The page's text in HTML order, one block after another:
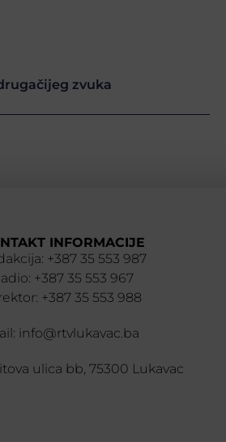
zvuka
INFORMACIJE
+387 35 553 987
+387 35 553 967
+387 35 553 988
info@rtvlukavac.ba
ulica bb, 75300 Lukavac